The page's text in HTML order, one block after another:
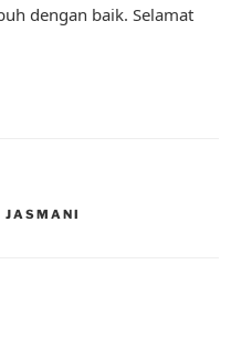
dengan baik. Selamat
JASMANI